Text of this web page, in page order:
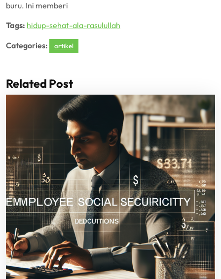
buru. Ini memberi
Tags: hidup-sehat-ala-rasulullah
Categories: artikel
Related Post